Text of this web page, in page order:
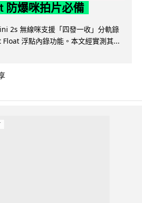
防爆咪拍片必備
2s 無線咪支援「四發一收」分軌錄
浮點內錄功能。本文經實測其...